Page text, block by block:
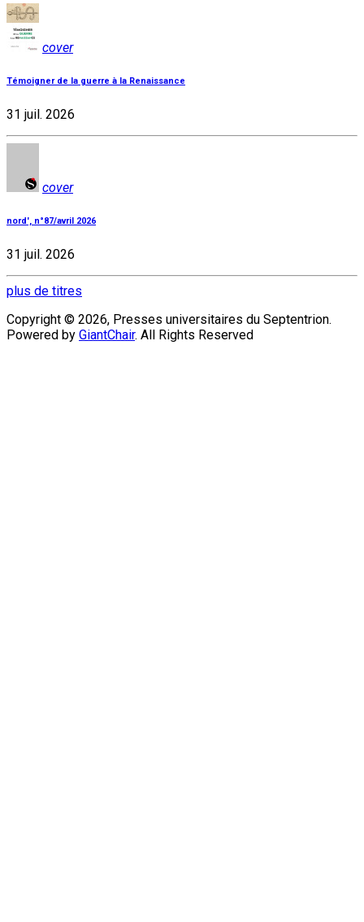
cover
Témoigner de la guerre à la Renaissance
31 juil. 2026
cover
nord', n°87/avril 2026
31 juil. 2026
plus de titres
Copyright © 2026, Presses universitaires du Septentrion.
Powered by GiantChair. All Rights Reserved